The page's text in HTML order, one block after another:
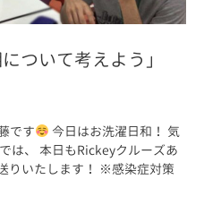
ついて考えよう」
です
今日はお洗濯日和！ 気
は、 本日もRickeyクルーズあ
りいたします！ ※感染症対策